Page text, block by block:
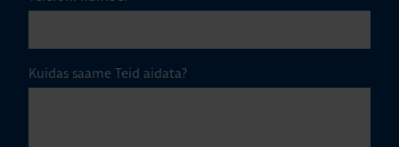
Kuidas saame Teid aidata?